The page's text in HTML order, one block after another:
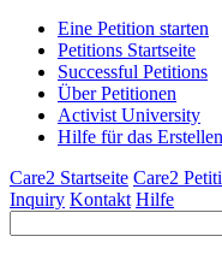
Eine Petition starten
Petitions Startseite
Successful Petitions
Über Petitionen
Activist University
Hilfe für das
Care2 Startseite Care2
Inquiry Kontakt Hilfe